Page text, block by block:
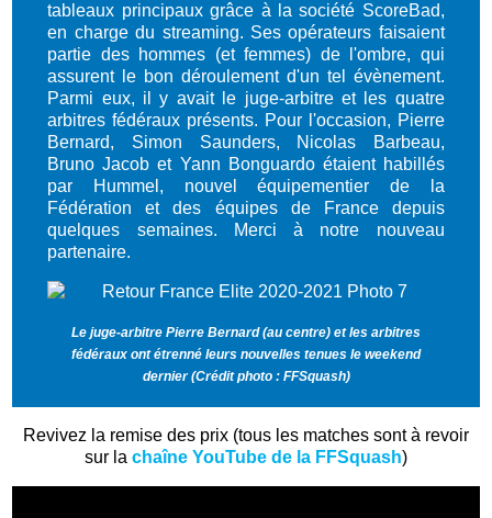
tableaux principaux grâce à la société ScoreBad,
en charge du streaming. Ses opérateurs faisaient
partie des hommes (et femmes) de l'ombre, qui
assurent le bon déroulement d'un tel évènement.
Parmi eux, il y avait le juge-arbitre et les quatre
arbitres fédéraux présents. Pour l'occasion, Pierre
Bernard, Simon Saunders, Nicolas Barbeau,
Bruno Jacob et Yann Bonguardo étaient habillés
par Hummel, nouvel équipementier de la
Fédération et des équipes de France depuis
quelques semaines. Merci à notre nouveau
partenaire.
Le juge-arbitre Pierre Bernard (au centre) et les arbitres
fédéraux ont étrenné leurs nouvelles tenues le weekend
dernier(Crédit photo : FFSquash)
Revivez la remise des prix (tous les matches sont à revoir
sur la chaîne YouTube de la FFSquash)